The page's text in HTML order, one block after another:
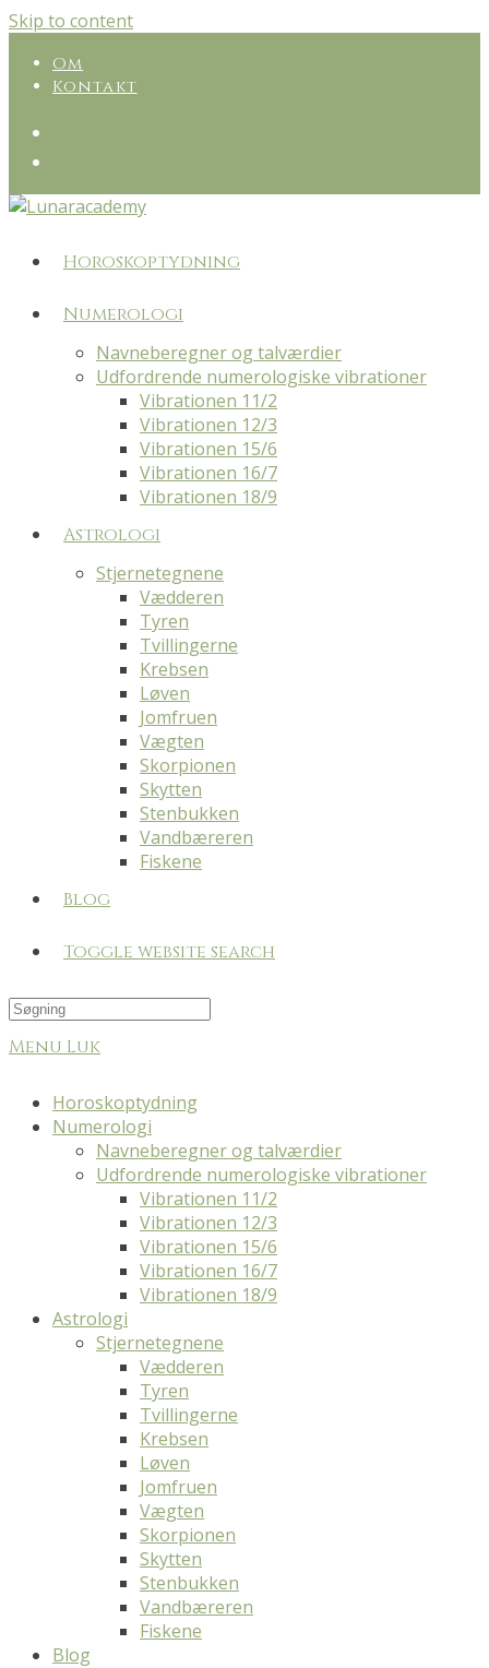
Skip to content
Om
Kontakt
Horoskoptydning
Numerologi
Navneberegner og talværdier
Udfordrende numerologiske vibrationer
Vibrationen 11/2
Vibrationen 12/3
Vibrationen 15/6
Vibrationen 16/7
Vibrationen 18/9
Astrologi
Stjernetegnene
Vædderen
Tyren
Tvillingerne
Krebsen
Løven
Jomfruen
Vægten
Skorpionen
Skytten
Stenbukken
Vandbæreren
Fiskene
Blog
Toggle website search
Menu Luk
Horoskoptydning
Numerologi
Navneberegner og talværdier
Udfordrende numerologiske vibrationer
Vibrationen 11/2
Vibrationen 12/3
Vibrationen 15/6
Vibrationen 16/7
Vibrationen 18/9
Astrologi
Stjernetegnene
Vædderen
Tyren
Tvillingerne
Krebsen
Løven
Jomfruen
Vægten
Skorpionen
Skytten
Stenbukken
Vandbæreren
Fiskene
Blog